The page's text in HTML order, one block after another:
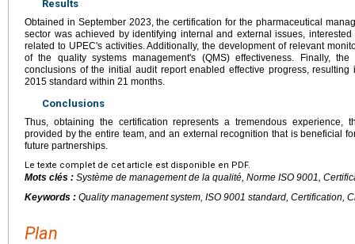
Results
Obtained in September 2023, the certification for the pharmaceutical
sector was achieved by identifying internal and external issues,
related to UPEC's activities. Additionally, the development of relevant
of the quality systems management's (QMS) effectiveness. Finally,
conclusions of the initial audit report enabled effective progress,
2015 standard within 21 months.
Conclusions
Thus, obtaining the certification represents a tremendous experience,
provided by the entire team, and an external recognition that is beneficial
future partnerships.
Le texte complet de cet article est disponible en PDF.
Mots clés : Système de management de la qualité, Norme ISO 9001,
Keywords : Quality management system, ISO 9001 standard, Certification,
Plan